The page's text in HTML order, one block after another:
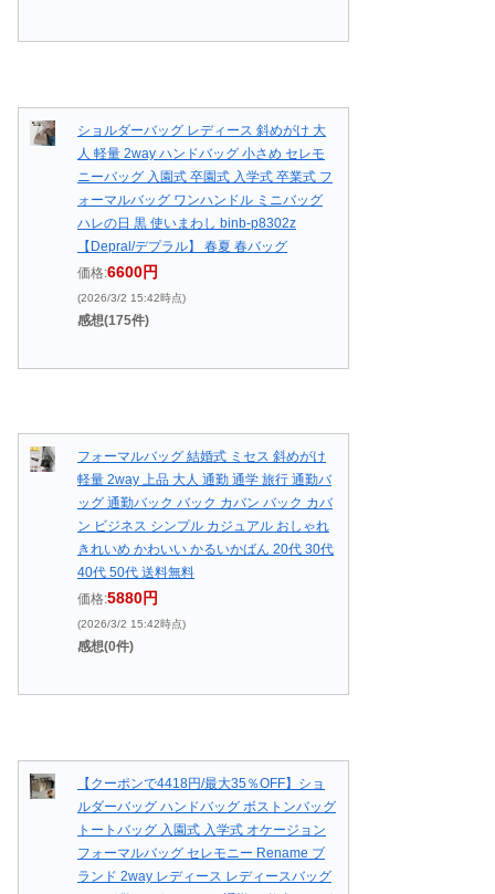
ショルダーバッグ レディース 斜めがけ 大
人 軽量 2way ハンドバッグ 小さめ セレモ
ニーバッグ 入園式 卒園式 入学式 卒業式 フ
ォーマルバッグ ワンハンドル ミニバッグ
ハレの日 黒 使いまわし binb-p8302z
【Depral/デプラル】 春夏 春バッグ
価格:6600円
(2026/3/2 15:42時点)
感想(175件)
フォーマルバッグ 結婚式 ミセス 斜めがけ
軽量 2way 上品 大人 通勤 通学 旅行 通勤バ
ッグ 通勤バック バック カバン バック カバ
ン ビジネス シンプル カジュアル おしゃれ
きれいめ かわいい かるいかばん 20代 30代
40代 50代 送料無料
価格:5880円
(2026/3/2 15:42時点)
感想(0件)
【クーポンで4418円/最大35％OFF】ショ
ルダーバッグ ハンドバッグ ボストンバッグ
トートバッグ 入園式 入学式 オケージョン
フォーマルバッグ セレモニー Rename ブ
ランド 2way レディース レディースバッグ